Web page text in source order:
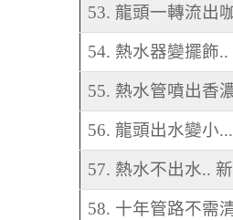
53. 龍頭一轉流出
54. 熱水器變擺飾
55. 熱水管噴出香
56. 龍頭出水變小
57. 熱水不出水..
58. 十年管路不需